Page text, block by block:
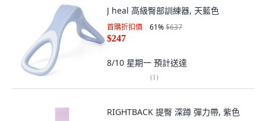
J heal 高級臀部訓練器, 天藍色
首購折扣價 61%$637
$247
8/10 星期一 預計送達
(1)
RIGHTBACK 提臀 深蹲 彈力帶, 紫色